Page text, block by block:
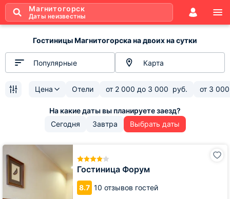
Магнитогорск
Даты неизвестны
Гостиницы Магнитогорска на двоих на сутки
Популярные Карта
Цена Отели от 2 000 до 3 000 руб. от 3 000
Сегодня Завтра Выбрать даты
Гостиница Форум
8.7 10 отзывов гостей
Гостиница
Форум